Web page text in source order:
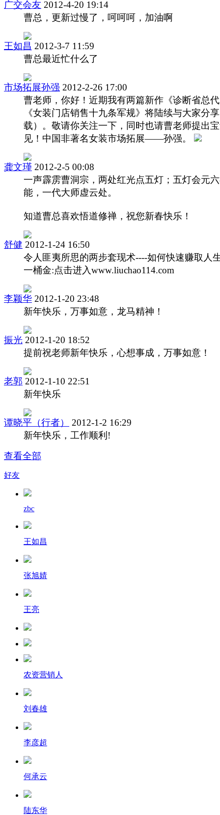
广交会友 2012-4-20 19:14
曹总，更新过慢了，呵呵呵，加油啊
王如昌 2012-3-7 11:59
曹总最近忙什么了
市场拓展孙强 2012-2-26 17:00
曹老师，你好！近期我有两篇新作《诊断省总
《女装门店销售十九条军规》将陆续与大家分
载）。敬请你关注一下，同时也请曹老师提出
见！中国非著名女装市场拓展——孙强。
龚文瑾 2012-2-5 00:08
一声霹雳曹洞宗，两处红光点五灯；五灯会元
能，一代大师虚云处。
知道曹总喜欢悟道修禅，祝您新春快乐！
舒健 2012-1-24 16:50
令人匪夷所思的两步套现术----如何快速赚取人
一桶金:点击进入www.liuchao114.com
李颖华 2012-1-20 23:48
新年快乐，万事如意，龙马精神！
振光 2012-1-20 18:52
提前祝老师新年快乐，心想事成，万事如意！
老郭 2012-1-10 22:51
新年快乐
谭晓平（行者）
2012-1-2 16:29
新年快乐，工作顺利!
查看全部
好友
zbc
王如昌
张旭婧
王亮
农资营销人
刘春雄
李彦超
何承云
陆东华